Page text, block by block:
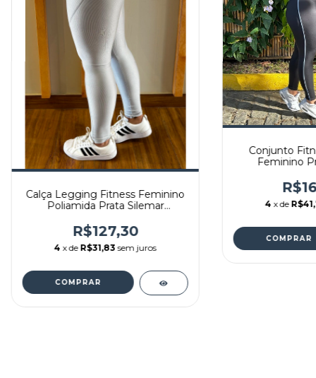
Calça Legging Fitness Feminino
Poliamida Prata Silemar
R$127,30
4 x de R$31,83 sem juros
COMPRAR
Conjunto
Feminino
4 x de
COMPRAR